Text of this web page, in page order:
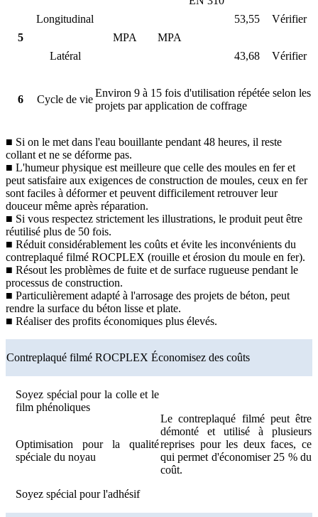
5
Longitudinal
MPA
MPA
53,55 Vérifier
Latéral 43,68 Vérifier
6 Cycle de vie
Environ 9 à 15 fois d'utilisation répétée selon les
projets par application de coffrage
■ Si on le met dans l'eau bouillante pendant 48 heures, il reste
collant et ne se déforme pas.
■ L'humeur physique est meilleure que celle des moules en fer et
peut satisfaire aux exigences de construction de moules, ceux en fer
sont faciles à déformer et peuvent difficilement retrouver leur
douceur même après réparation.
■ Si vous respectez strictement les illustrations, le produit peut être
réutilisé plus de 50 fois.
■ Réduit considérablement les coûts et évite les inconvénients du
contreplaqué filmé ROCPLEX (rouille et érosion du moule en fer).
■ Résout les problèmes de fuite et de surface rugueuse pendant le
processus de construction.
■ Particulièrement adapté à l'arrosage des projets de béton, peut
rendre la surface du béton lisse et plate.
■ Réaliser des profits économiques plus élevés.
Contreplaqué filmé ROCPLEX Économisez des coûts
Soyez spécial pour la colle et le
film phénoliques
Le contreplaqué filmé peut être
démonté et utilisé à plusieurs
reprises pour les deux faces, ce
qui permet d'économiser 25 % du
coût.
Optimisation pour la qualité
spéciale du noyau
Soyez spécial pour l'adhésif